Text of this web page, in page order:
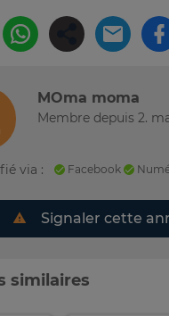
MOma moma
Membre depuis 2.
via : Facebook
Signaler cette
similaires